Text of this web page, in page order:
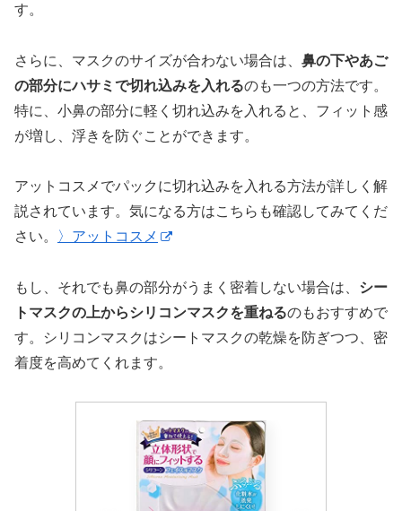
す。
さらに、マスクのサイズが合わない場合は、 鼻の下やあご
の部分にハサミで切れ込みを入れるのも一つの方法です。
特に、小鼻の部分に軽く切れ込みを入れると、フィット感
が増し、浮きを防ぐことができます。
アットコスメでパックに切れ込みを入れる方法が詳しく解
説されています。気になる方はこちらも確認してみてくだ
さい。
〉アットコスメ
もし、それでも鼻の部分がうまく密着しない場合は、 シー
トマスクの上からシリコンマスクを重ねるのもおすすめで
す。シリコンマスクはシートマスクの乾燥を防ぎつつ、密
着度を高めてくれます。